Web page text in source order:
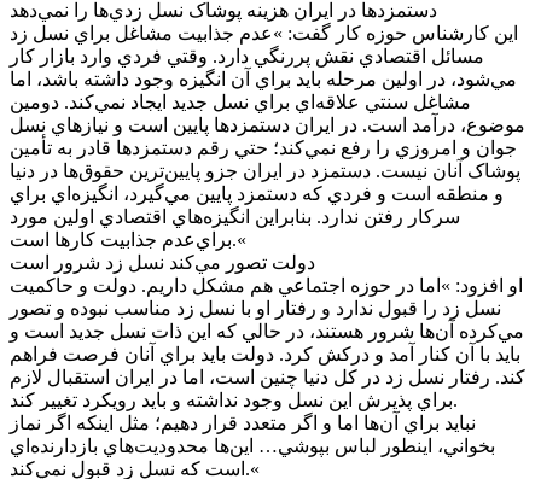
دستمزدها در ايران هزينه پوشاک نسل زدي‌ها را نمي‌دهد
اين کارشناس حوزه کار گفت: »عدم جذابيت مشاغل براي نسل زد
مسائل اقتصادي نقش پررنگي دارد. وقتي فردي وارد بازار کار
مي‌شود، در اولين مرحله بايد براي آن انگيزه وجود داشته باشد، اما
مشاغل سنتي علاقه‌اي براي نسل جديد ايجاد نمي‌کند. دومين
موضوع، درآمد است. در ايران دستمزدها پايين است و نيازهاي نسل
جوان و امروزي را رفع نمي‌کند؛ حتي رقم دستمزدها قادر به تأمين
پوشاک آنان نيست. دستمزد در ايران جزو پايين‌ترين حقوق‌ها در دنيا
و منطقه است و فردي که دستمزد پايين مي‌گيرد، انگيزه‌اي براي
سرکار رفتن ندارد. بنابراين انگيزه‌هاي اقتصادي اولين مورد
براي‌عدم جذابيت کارها است.«
دولت تصور مي‌کند نسل زد شرور است
او افزود: »اما در حوزه اجتماعي هم مشکل داريم. دولت و حاکميت
نسل زد را قبول ندارد و رفتار او با نسل زد مناسب نبوده و تصور
مي‌کرده آن‌ها شرور هستند، در حالي که اين ذات نسل جديد است و
بايد با آن کنار آمد و درکش کرد. دولت بايد براي آنان فرصت فراهم
کند. رفتار نسل زد در کل دنيا چنين است، اما در ايران استقبال لازم
براي پذيرش اين نسل وجود نداشته و بايد رويکرد تغيير کند.
نبايد براي آن‌ها اما و اگر متعدد قرار دهيم؛ مثل اينکه اگر نماز
بخواني، اينطور لباس بپوشي… اين‌ها محدوديت‌هاي بازدارنده‌اي
است که نسل زد قبول نمي‌کند.«